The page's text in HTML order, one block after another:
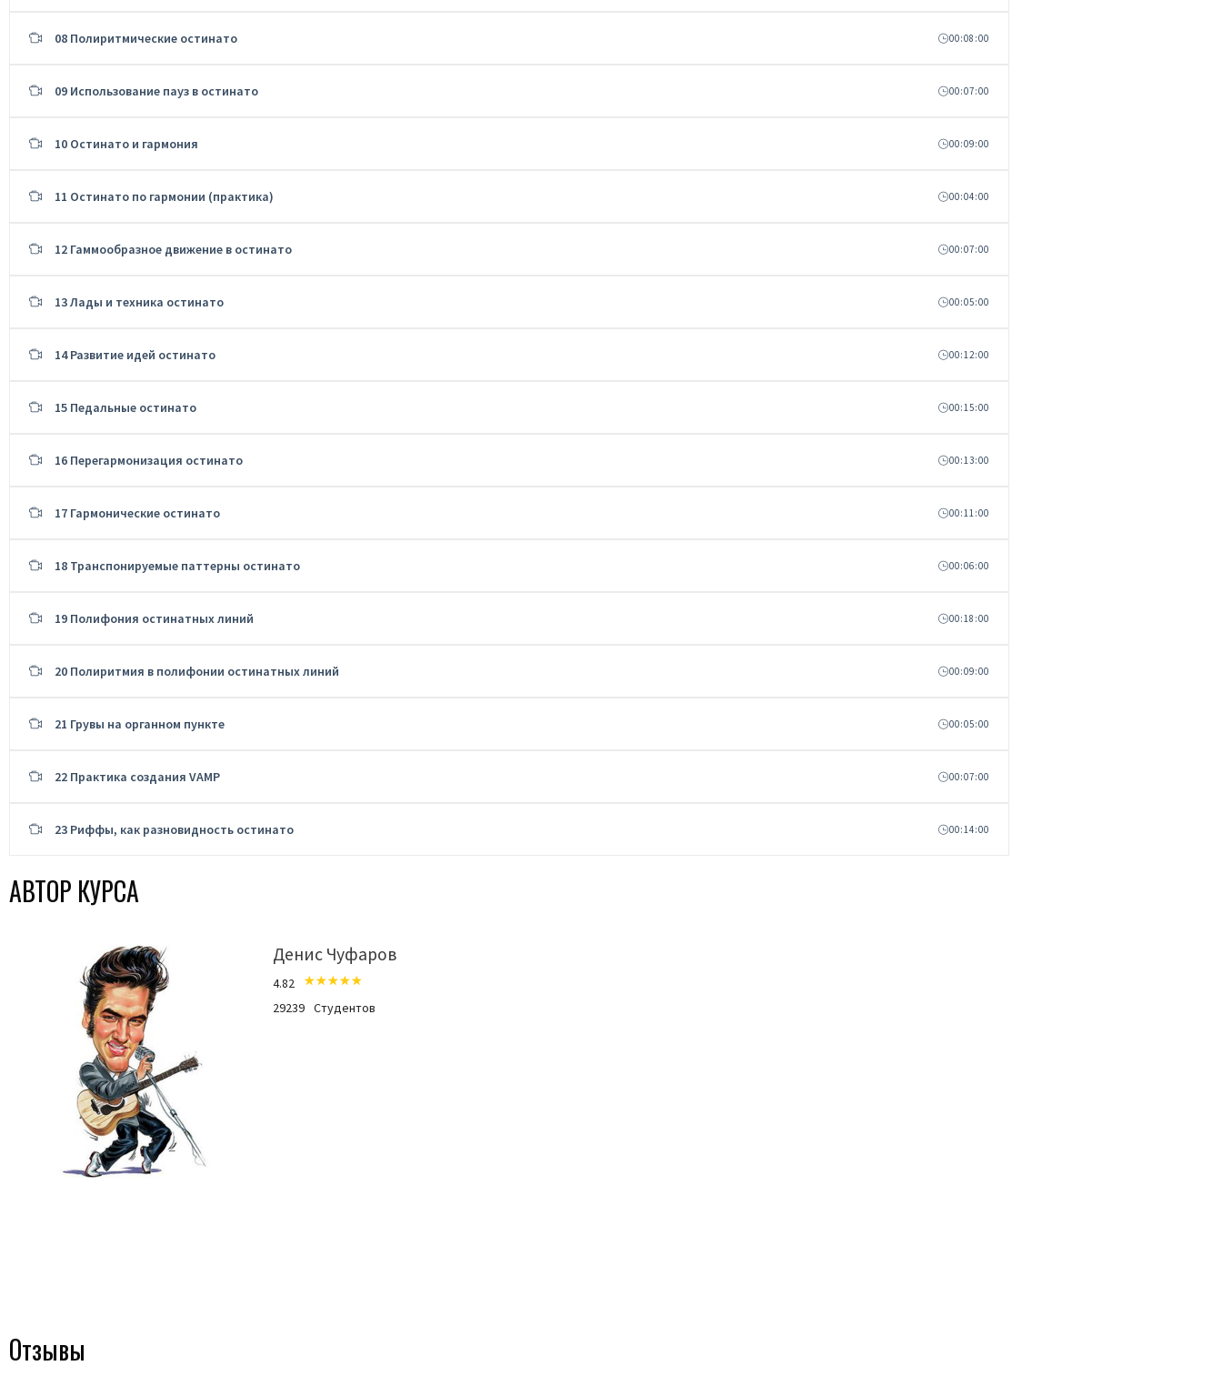
08 Полиритмические остинато 00:08:00
09 Использование пауз в остинато 00:07:00
10 Остинато и гармония 00:09:00
11 Остинато по гармонии (практика) 00:04:00
12 Гаммообразное движение в остинато 00:07:00
13 Лады и техника остинато 00:05:00
14 Развитие идей остинато 00:12:00
15 Педальные остинато 00:15:00
16 Перегармонизация остинато 00:13:00
17 Гармонические остинато 00:11:00
18 Транспонируемые паттерны остинато 00:06:00
19 Полифония остинатных линий 00:18:00
20 Полиритмия в полифонии остинатных линий 00:09:00
21 Грувы на органном пункте 00:05:00
22 Практика создания VAMP 00:07:00
23 Риффы, как разновидность остинато 00:14:00
АВТОР КУРСА
Денис Чуфаров
4.82
29239 Студентов
Отзывы